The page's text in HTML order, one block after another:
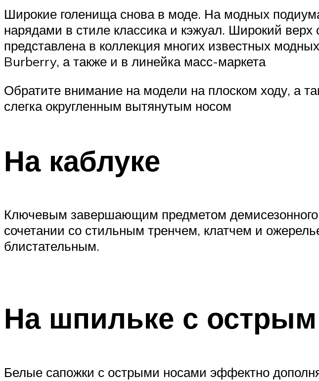
Широкие голенища снова в моде. На модных
нарядами в стиле классика и кэжуал. Широкий
представлена в коллекция многих известных
Burberry, а также и в линейка масс-маркета
Обратите внимание на модели на плоском ходу, а
слегка округленным вытянутым носом
На каблуке
Ключевым завершающим предметом демисезонного
сочетании со стильным тренчем, клатчем и
блистательным.
На шпильке с
Белые сапожки с острыми носами эффектно